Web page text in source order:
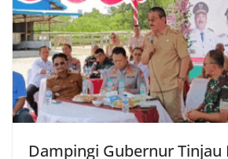
Dampingi Gubernur Tinjau